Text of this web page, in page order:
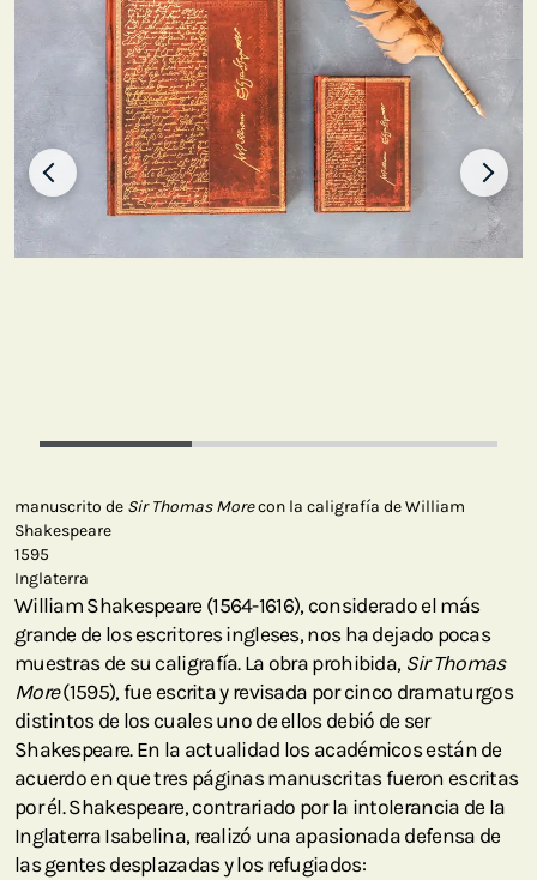
manuscrito de Sir Thomas Morecon la caligrafía de William
Shakespeare
1595
Inglaterra
William Shakespeare (1564-1616), considerado el más
grande de los escritores ingleses, nos ha dejado pocas
muestras de su caligrafía. La obra prohibida, Sir Thomas
More(1595), fue escrita y revisada por cinco dramaturgos
distintos de los cuales uno de ellos debió de ser
Shakespeare. En la actualidad los académicos están de
acuerdo en que tres páginas manuscritas fueron escritas
por él. Shakespeare, contrariado por la intolerancia de la
Inglaterra Isabelina, realizó una apasionada defensa de
las gentes desplazadas y los refugiados: